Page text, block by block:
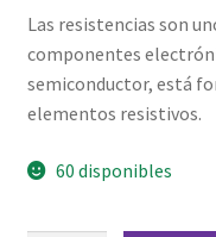
Grabado Láser sobre
Las resistencias son
componentes
semiconductor, está
elementos resistivos.
60 disponibles